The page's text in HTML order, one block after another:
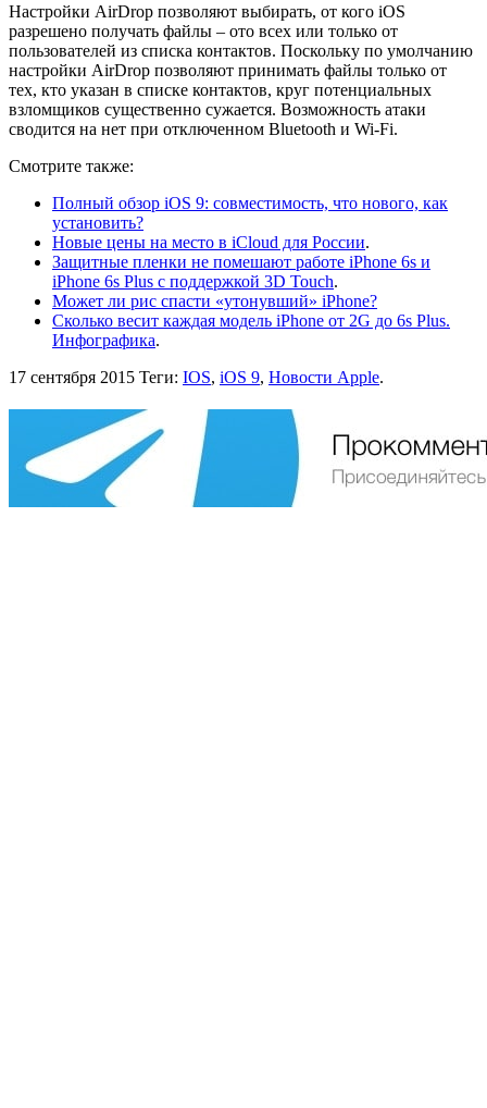
Настройки AirDrop позволяют выбирать, от кого iOS
разрешено получать файлы – ото всех или только от
пользователей из списка контактов. Поскольку по умолчанию
настройки AirDrop позволяют принимать файлы только от
тех, кто указан в списке контактов, круг потенциальных
взломщиков существенно сужается. Возможность атаки
сводится на нет при отключенном Bluetooth и Wi-Fi.
Смотрите также:
Полный обзор iOS 9: совместимость, что нового, как
установить?
Новые цены на место в iCloud для России.
Защитные пленки не помешают работе iPhone 6s и
iPhone 6s Plus с поддержкой 3D Touch.
Может ли рис спасти «утонувший» iPhone?
Сколько весит каждая модель iPhone от 2G до 6s Plus.
Инфографика.
17 сентября 2015 Теги: IOS, iOS 9, Новости Apple.